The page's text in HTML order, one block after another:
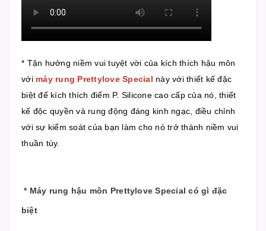
* Tận hưởng niềm vui tuyệt vời của kích thích hậu môn
với máy rung Prettylove Special này với thiết kế đặc
biệt để kích thích điểm P. Silicone cao cấp của nó, thiết
kế độc quyền và rung động đáng kinh ngạc, điều chỉnh
với sự kiểm soát của bạn làm cho nó trở thành niềm vui
thuần túy.
* Máy rung hậu môn Prettylove Special có gì đặc
biệt